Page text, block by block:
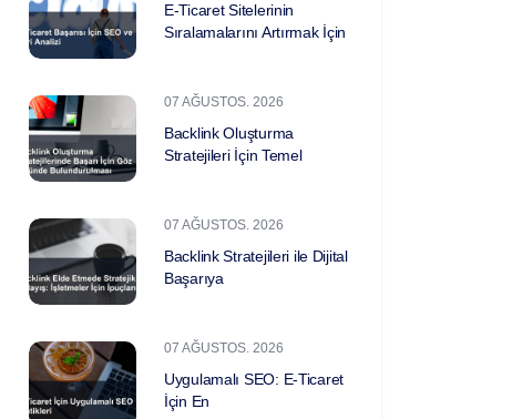
E-Ticaret Sitelerinin
Sıralamalarını Artırmak İçin
07 AĞUSTOS. 2026
Backlink Oluşturma
Stratejileri İçin Temel
07 AĞUSTOS. 2026
Backlink Stratejileri ile Dijital
Başarıya
07 AĞUSTOS. 2026
Uygulamalı SEO: E-Ticaret
İçin En